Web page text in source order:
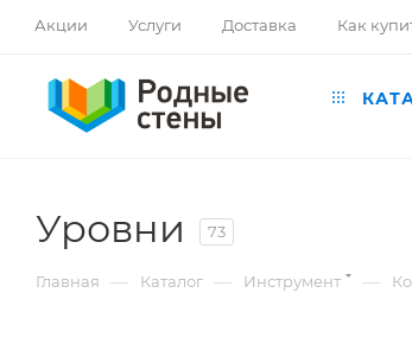
Акции Услуги Доставка Как
Уровни 73
Главная — Каталог — Инструмент —